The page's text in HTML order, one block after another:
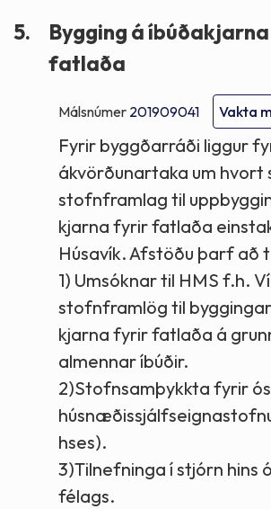
5.
Bygging á
fatlaða
Málsnúmer 201909041 Vakta
Fyrir byggðarráði liggur
ákvörðunartaka um hvort
stofnframlag til
kjarna fyrir fatlaða
Húsavík. Afstöðu þarf að
1) Umsóknar til HMS f.h.
stofnframlög til
kjarna fyrir fatlaða á
almennar íbúðir.
2)Stofnsamþykkta fyrir
hses).
3)Tilnefninga í stjórn hins
félags.